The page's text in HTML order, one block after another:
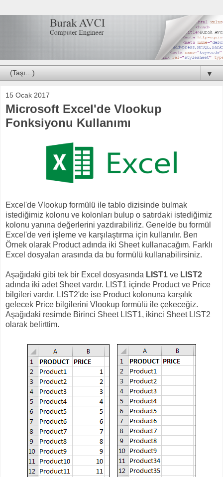
▼
15 Ocak 2017
Microsoft Excel'de Vlookup
Fonksiyonu Kullanımı
Excel'de Vlookup formülü ile tablo dizisinde bulmak
istediğimiz kolonu ve kolonları bulup o satırdaki istediğimiz
kolonu yanına değerlerini yazdırabiliriz. Genelde bu formül
Excel'de veri işleme ve karşılaştırma için kullanılır. Ben
Örnek olarak Product adında iki Sheet kullanacağım. Farklı
Excel dosyaları arasında da bu formülü kullanabilirsiniz.
Aşağıdaki gibi tek bir Excel dosyasında LIST1 ve LIST2
adında iki adet Sheet vardır. LIST1 içinde Product ve Price
bilgileri vardır. LIST2'de ise Product kolonuna karşılık
gelecek Price bilgilerini Vlookup formülü ile çekeceğiz.
Aşağıdaki resimde Birinci Sheet LIST1, ikinci Sheet LIST2
olarak belirttim.